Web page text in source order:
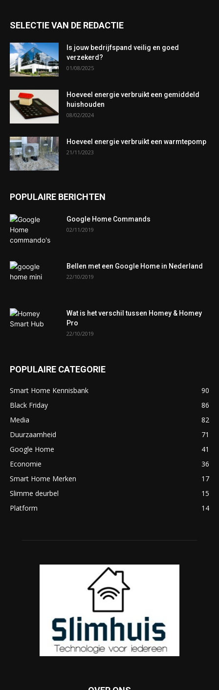
SELECTIE VAN DE REDACTIE
Is jouw bedrijfspand veilig en goed
verzekerd?
01/08/2025
Hoeveel energie verbruikt een gemiddeld
huishouden
08/02/2024
Hoeveel energie verbruikt een warmtepomp
21/11/2023
POPULAIRE BERICHTEN
Google Home Commands
02/11/2019
Bellen met een Google Home in Nederland
22/10/2019
Wat is het verschil tussen Homey & Homey
Pro
22/10/2019
POPULAIRE CATEGORIE
Smart Home Kennisbank
90
Black Friday
86
Media
82
Duurzaamheid
71
Google Home
41
Economie
36
Smart Home Merken
17
Slimme deurbel
15
Platform
14